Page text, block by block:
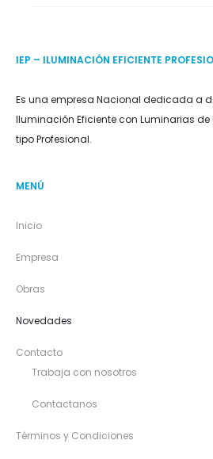
IEP – ILUMINACIÓN EFICIENTE
Es una empresa Nacional dedicada a
Iluminación Eficiente con Luminarias de
tipo Profesional.
MENÚ
Inicio
Empresa
Obras
Novedades
Contacto
Trabaja con nosotros
Contactanos
Términos y Condiciones